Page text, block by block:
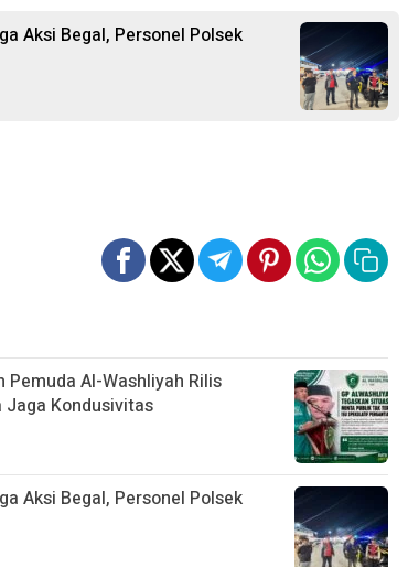
Aksi Begal, Personel Polsek
Pemuda Al-Washliyah Rilis
Kondusivitas
Aksi Begal, Personel Polsek